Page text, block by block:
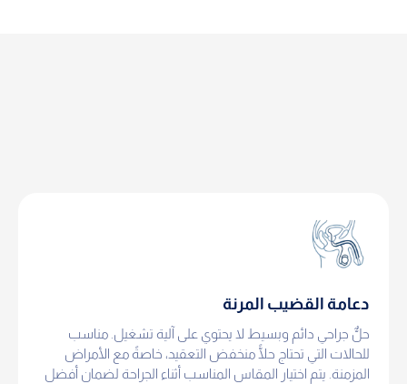
دعامة القضيب المرنة
حلٌّ جراحي دائم وبسيط لا يحتوي على آلية تشغيل. مناسب
للحالات التي تحتاج حلًّا منخفض التعقيد، خاصةً مع الأمراض
المزمنة. يتم اختيار المقاس المناسب أثناء الجراحة لضمان أفضل